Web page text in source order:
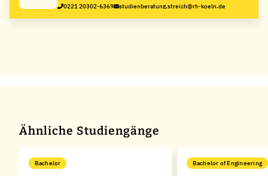
0221 20302-6369 studienberatung.streich@rh-koeln.de
Ähnliche Studiengänge
Bachelor Bachelor of Engineering